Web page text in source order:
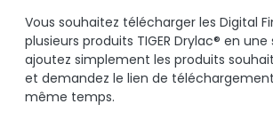
Vous souhaitez télécharger les Digital
plusieurs produits TIGER Drylac® en une
ajoutez simplement les produits
et demandez le lien de
même temps.